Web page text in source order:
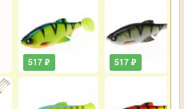
517 ₽ 517 ₽